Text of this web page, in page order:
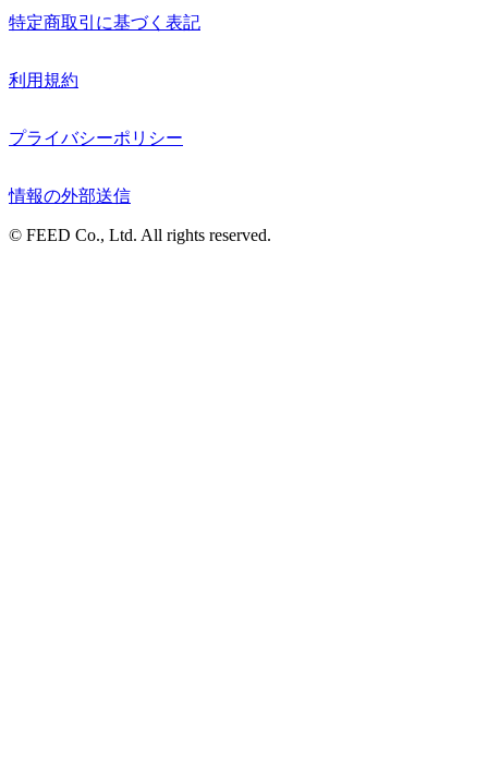
特定商取引に基づく表記
利用規約
プライバシーポリシー
情報の外部送信
© FEED Co., Ltd. All rights reserved.